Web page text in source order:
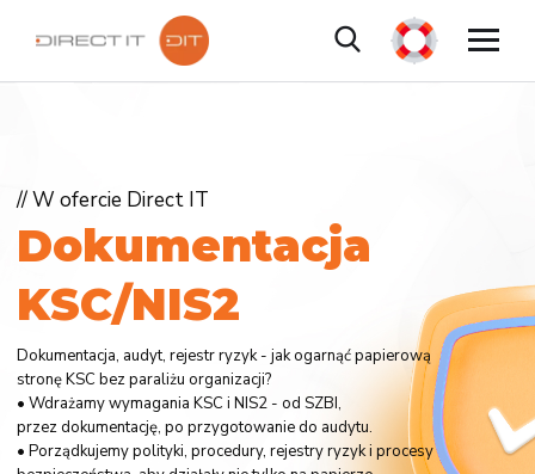
Dokumentacja
KSC/NIS2
Dokumentacja, audyt, rejestr ryzyk - jak ogarnąć papierową
stronę KSC bez paraliżu organizacji?
• Wdrażamy wymagania KSC i NIS2 - od SZBI,
przez dokumentację, po przygotowanie do audytu.
• Porządkujemy polityki, procedury, rejestry ryzyk i procesy
// W ofercie Direct IT